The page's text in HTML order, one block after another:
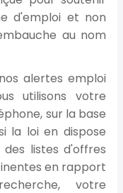
d'emploi et non
au nom
alertes emploi
utilisons votre
sur la base
la loi en dispose
listes d'offres
en rapport
votre